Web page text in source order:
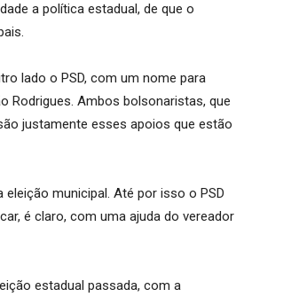
a política estadual, de que o
lado o PSD, com um nome para
Rodrigues. Ambos bolsonaristas, que
justamente esses apoios que estão
municipal. Até por isso o PSD
é claro, com uma ajuda do vereador
estadual passada, com a